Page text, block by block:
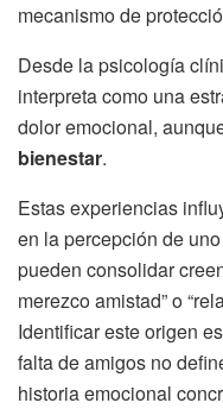
mecanismo de
Desde la psicología
interpreta como una
dolor emocional,
bienestar.
Estas experiencias
en la percepción de
pueden consolidar
merezco amistad” o
Identificar este origen
falta de amigos no
historia emocional